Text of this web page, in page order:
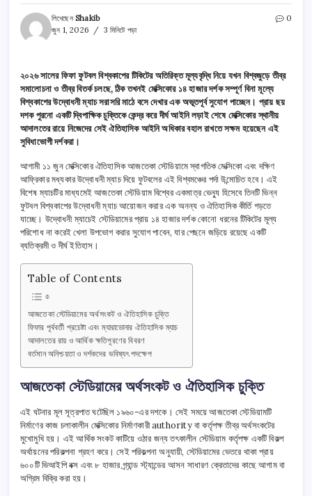
লিখেছেন Shakib
জুন 1, 2026
3 মিনিটে পড়া
0
২০২৬ সালের ফিফা ফুটবল বিশ্বকাপের টিকিটের অতিরিক্ত মূল্যবৃদ্ধি নিয়ে যখন বিশ্বজুড়ে তীব্র
সমালোচনা ও তীব্র বিতর্ক চলছে, ঠিক তখনই মেক্সিকোর ১৪ হাজার দর্শক সম্পূর্ণ বিনা মূল্যে
বিশ্বকাপের উদ্বোধনী ম্যাচ সরাসরি মাঠে বসে দেখার এক অভূতপূর্ব সুযোগ পাচ্ছেন। প্রায় ছয়
দশক পুরনো একটি দ্বিপাক্ষিক চুক্তিকে কেন্দ্র করে দীর্ঘ আইনি লড়াই শেষে মেক্সিকোর স্থানীয়
আদালতের রায়ে নিজেদের সেই ঐতিহাসিক আইনি অধিকার বহাল রাখতে সক্ষম হয়েছেন এই
সুবিধাভোগী দর্শকরা।
আগামী ১১ জুন মেক্সিকোর ঐতিহাসিক আজতেকা স্টেডিয়ামে স্বাগতিক মেক্সিকো এবং দক্ষিণ
আফ্রিকার মধ্যকার উদ্বোধনী ম্যাচ দিয়ে ফুটবলের এই বিশ্বমঞ্চের পর্দা উন্মোচিত হবে। এই
বিশেষ ম্যাচটির মাধ্যমেই আজতেকা স্টেডিয়াম বিশ্বের একমাত্র ভেন্যু হিসেবে তিনটি ভিন্ন
ফুটবল বিশ্বকাপের উদ্বোধনী ম্যাচ আয়োজন করার এক অনন্য ও ঐতিহাসিক কীর্তি গড়তে
যাচ্ছে। উদ্বোধনী ম্যাচেই স্টেডিয়ামের প্রায় ১৪ হাজার দর্শক কোনো ধরনের টিকিটের মূল্য
পরিশোধ না করেই খেলা উপভোগ করার সুযোগ পাবেন, যার পেছনে জড়িয়ে রয়েছে একটি
ব্যতিক্রমী ও দীর্ঘ ইতিহাস।
Table of Contents
আজতেকা স্টেডিয়ামের অর্থসংকট ও ঐতিহাসিক চুক্তি
ফিফার পূর্ববর্তী প্রচেষ্টা এবং ম্যারাডোনার ঐতিহাসিক ম্যাচ
আদালতের রায় ও আর্থিক ক্ষতিপূরণের বিবরণ
বর্তমান অনিশ্চয়তা ও দর্শকদের ভবিষ্যৎ পদক্ষেপ
আজতেকা স্টেডিয়ামের অর্থসংকট ও ঐতিহাসিক চুক্তি
এই ঘটনার মূল সূত্রপাত ঘটেছিল ১৯৬০-এর দশকে। সেই সময়ে আজতেকা স্টেডিয়ামটি
নির্মাণের কাজ চলাকালীন মেক্সিকোর নির্মাণকারী authority বা কর্তৃপক্ষ তীব্র অর্থসংকটের
মুখোমুখি হয়। এই আর্থিক সংকট কাটিয়ে ওঠার জন্য তৎকালীন স্টেডিয়াম কর্তৃপক্ষ একটি বিকল্প
অর্থায়নের পরিকল্পনা গ্রহণ করে। সেই পরিকল্পনা অনুযায়ী, স্টেডিয়ামের ভেতরে থাকা প্রায়
৬০০টি ভিআইপি বক্স এবং ৮ হাজার গ্র্যান্ড স্ট্যান্ডের আসন সাধারণ ক্রেতাদের কাছে আগাম বা
অগ্রিম বিক্রি করা হয়।